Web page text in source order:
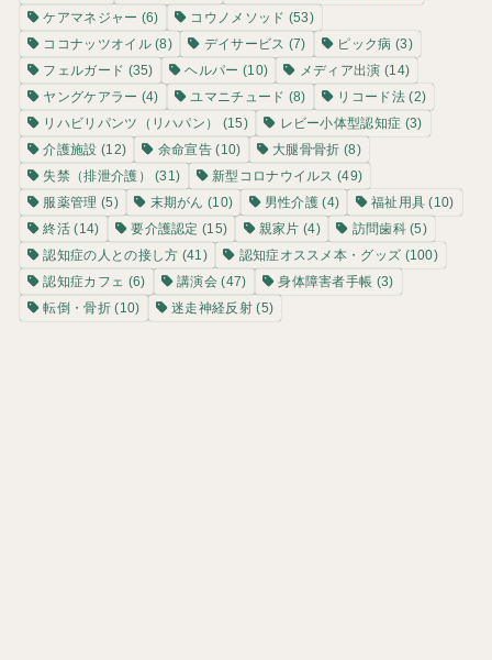
ケアマネジャー (6) コウノメソッド (53)
ココナッツオイル(8) デイサービス (7) ピック病 (3)
フェルガード (35) ヘルパー (10) メディア出演 (14)
ヤングケアラー (4) ユマニチュード (8) リコード法(2)
リハビリパンツ（リハパン）
(15) レビー小体型認知症 (3)
介護施設 (12) 余命宣告 (10) 大腿骨骨折 (8)
失禁（排泄介護）
(31) 新型コロナウイルス (49)
服薬管理 (5) 末期がん (10) 男性介護 (4) 福祉用具 (10)
終活 (14) 要介護認定 (15) 親家片 (4) 訪問歯科(5)
認知症の人との接し方 (41) 認知症オススメ本・グッズ (100)
認知症カフェ (6) 講演会 (47) 身体障害者手帳 (3)
転倒・骨折(10) 迷走神経反射(5)